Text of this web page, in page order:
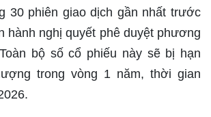
30 phiên giao dịch gần nhất trước
hành nghị quyết phê duyệt phương
bộ số cổ phiếu này sẽ bị hạn
trong vòng 1 năm, thời gian